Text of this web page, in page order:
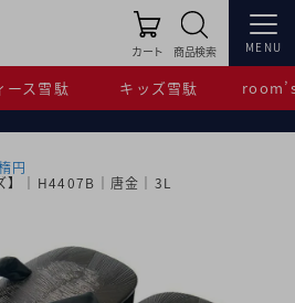
カート 商品検索
ース雪駄 キッズ雪駄
MENU
円
｜H4407B｜唐金｜3L